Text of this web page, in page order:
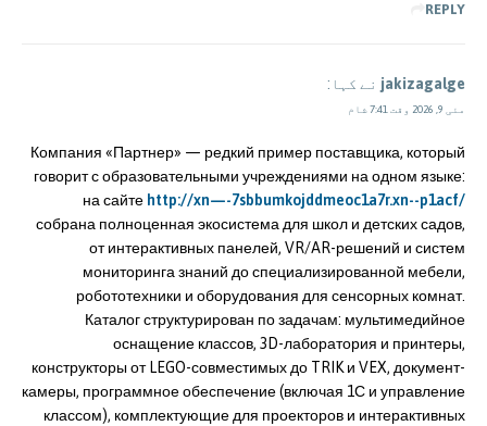
REPLY
jakizagalge نے کہا:
مئی 9, 2026 وقت 7:41 شام
Компания «Партнер» — редкий пример поставщика, который
говорит с образовательными учреждениями на одном языке:
на сайте http://xn—-7sbbumkojddmeoc1a7r.xn--p1acf/
собрана полноценная экосистема для школ и детских садов,
от интерактивных панелей, VR/AR-решений и систем
мониторинга знаний до специализированной мебели,
робототехники и оборудования для сенсорных комнат.
Каталог структурирован по задачам: мультимедийное
оснащение классов, 3D-лаборатория и принтеры,
конструкторы от LEGO-совместимых до TRIK и VEX, документ-
камеры, программное обеспечение (включая 1С и управление
классом), комплектующие для проекторов и интерактивных